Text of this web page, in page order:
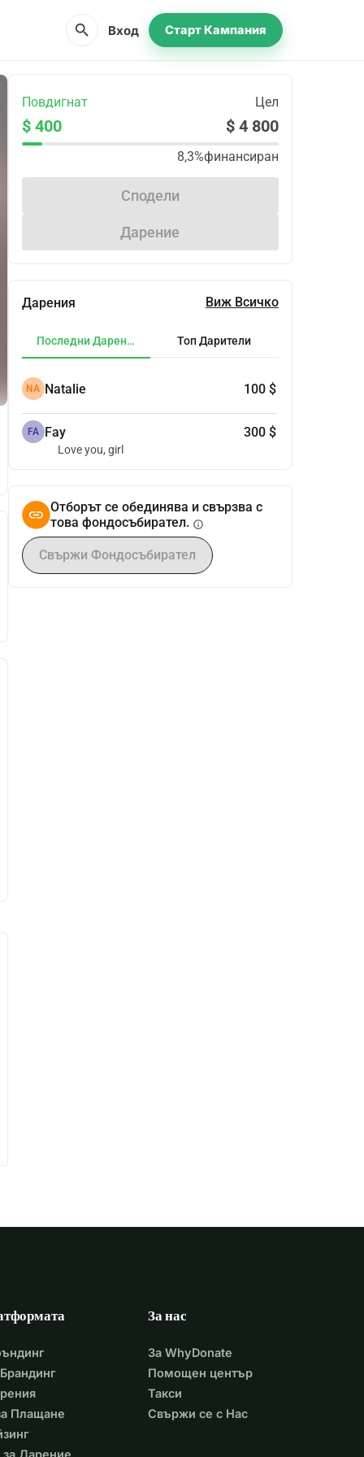
search Вход Старт Кампания
Повдигнат Цел
$ 400 $ 4 800
8,3%финансиран
Сподели
Дарение
Дарения Виж Всичко
Последни Дарения Топ Дарители
NA Natalie 100 $
FA Fay 300 $
Love you, girl
Отборът се обединява и свързва с
това фондосъбирател. info
Свържи Фондосъбирател
Плащане
Дарение
За нас
За WhyDonate
Помощен център
Такси
Свържи се с Нас